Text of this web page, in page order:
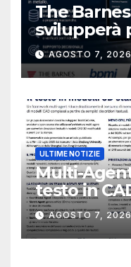
The
svilupperà
database
metallica
navale
AGOSTO 7,
ULTIME NOTIZIE
Multi-
testo in
meno
AGOSTO 7,